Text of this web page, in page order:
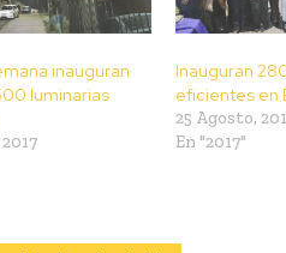
inauguran
luminarias
Inauguran
eficientes en
25 Agosto,
En "2017"